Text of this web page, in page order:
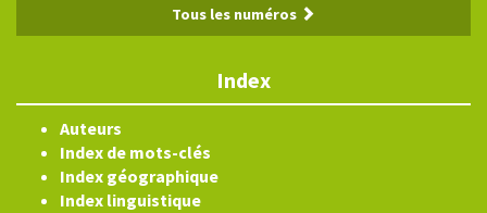
Tous les numéros
Index
Auteurs
Index de mots-clés
Index géographique
Index linguistique